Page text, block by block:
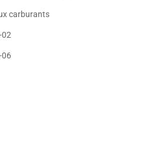
carburants
02
06